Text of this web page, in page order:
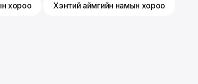
хороо Хэнтий аймгийн намын хороо